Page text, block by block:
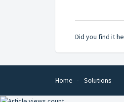
Did you find it
Home Solutions